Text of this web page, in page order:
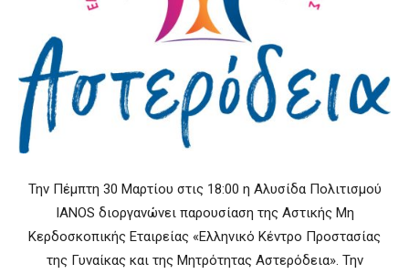
Την Πέμπτη 30 Μαρτίου στις 18:00 η Αλυσίδα Πολιτισμού
IANOS διοργανώνει παρουσίαση της Αστικής Μη
Κερδοσκοπικής Εταιρείας «Ελληνικό Κέντρο Προστασίας
της Γυναίκας και της Μητρότητας Αστερόδεια». Την